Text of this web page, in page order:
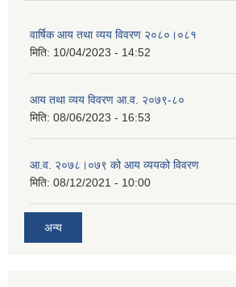
वार्षिक आय तथा व्यय विवरण २०८०।०८१
मिति: 10/04/2023 - 14:52
आय तथा व्यय विवरण आ.व. २०७९-८०
मिति: 08/06/2023 - 16:53
आ.व. २०७८।०७९ को आय व्ययको विवरण
मिति: 08/12/2021 - 10:00
अन्य